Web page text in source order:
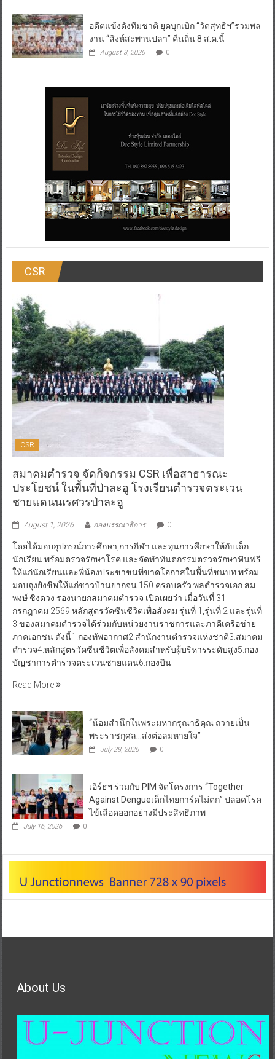
อดีตแข้งดังทีมชาติ ยุคบุกเบิก “วัดสุทธิฯ”รวมพล
งาน “สิงห์สะพานปลา” คืนถิ่น 8 ส.ค.นี้
August 3, 2026 0
CSR
CSR
สมาคมตำรวจ จัดกิจกรรม CSR เพื่อสาธารณะ
ประโยชน์ ในพื้นที่ป่าละอู โรงเรียนตำรวจตระเวน
ชายแดนนเรศวรป่าละอู
August 1, 2026 กองบรรณาธิการ 0
โดยได้มอบอุปกรณ์การศึกษา,การกีฬา และทุนการศึกษาให้กับเด็ก
นักเรียน พร้อมตรวจรักษาโรค และจัดทำทันตกรรมตรวจรักษาฟันฟรี
ให้แก่นักเรียนและพี่น้องประชาชนที่ขาดโอกาสในพื้นที่ชนบท พร้อม
มอบถุงยังชีพให้แก่ชาวบ้านยากจน 150 ครอบครัว พลตำรวจเอก สม
พงษ์ ชิงดวง รองนายกสมาคมตำรวจ เปิดเผยว่า เมื่อวันที่ 31
กรกฎาคม 2569 หลักสูตรวัคซีนชีวิตเพื่อสังคม รุ่นที่ 1,รุ่นที่ 2 และรุ่นที่
3 ของสมาคมตำรวจได้ร่วมกับหน่วยงานราชการและภาคีเครือข่าย
ภาคเอกชน ดังนี้1.กองทัพอากาศ2.สำนักงานตำรวจแห่งชาติ3.สมาคม
ตำรวจ4.หลักสูตรวัคซีนชีวิตเพื่อสังคมสำหรับผู้บริหารระดับสูง5.กอง
บัญชาการตำรวจตระเวนชายแดน6.กองบิน
Read More
“น้อมสำนึกในพระมหากรุณาธิคุณ ถวายเป็น
พระราชกุศล…ส่งต่อลมหายใจ”
July 28, 2026 0
เอิร์ธฯ ร่วมกับ PIM จัดโครงการ “Together
Against Dengueเด็กไทยการ์ดไม่ตก” ปลอดโรค
ไข้เลือดออกอย่างมีประสิทธิภาพ
July 16, 2026 0
About Us